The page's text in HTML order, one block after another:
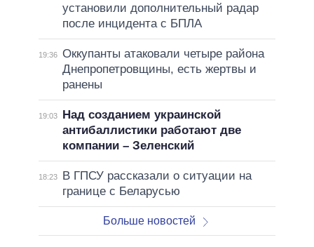
установили дополнительный радар
после инцидента с БПЛА
19:36 Оккупанты атаковали четыре района
Днепропетровщины, есть жертвы и
ранены
19:03
Над созданием украинской
антибаллистики работают две
компании – Зеленский
18:23
В ГПСУ рассказали о ситуации на
границе с Беларусью
Больше новостей